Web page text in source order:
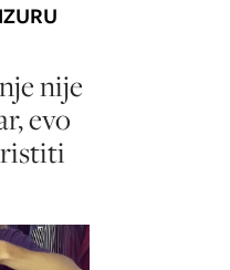
nije
evo